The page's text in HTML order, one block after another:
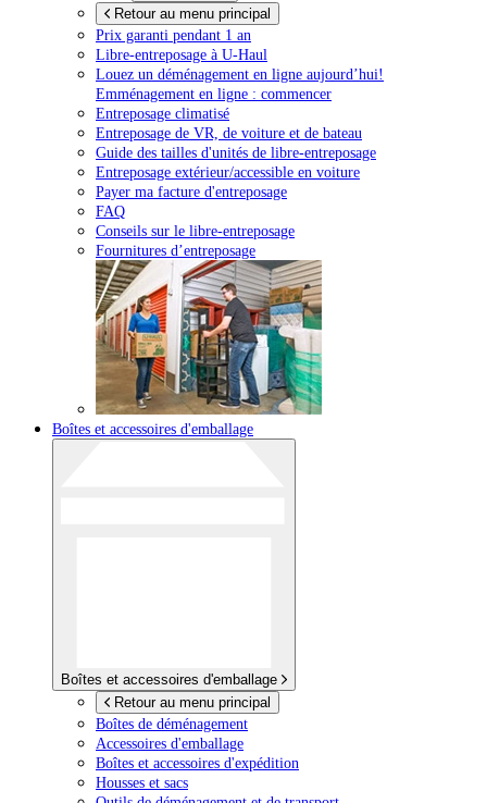
Retour au menu principal
Prix garanti pendant 1 an
Libre-entreposage à U-Haul
Louez un déménagement en ligne aujourd’hui!
Emménagement en ligne : commencer
Entreposage climatisé
Entreposage de VR, de voiture et de bateau
Guide des tailles d'unités de libre-entreposage
Entreposage extérieur/accessible en voiture
Payer ma facture d'entreposage
FAQ
Conseils sur le libre-entreposage
Fournitures d’entreposage
Boîtes et accessoires d'emballage
Boîtes et accessoires d'emballage
Retour au menu principal
Boîtes de déménagement
Accessoires d'emballage
Boîtes et accessoires d'expédition
Housses et sacs